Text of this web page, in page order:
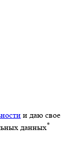
и даю свое
данных*